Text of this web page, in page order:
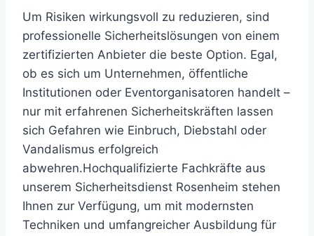
Um Risiken wirkungsvoll zu reduzieren, sind
professionelle Sicherheitslösungen von einem
zertifizierten Anbieter die beste Option. Egal,
ob es sich um Unternehmen, öffentliche
Institutionen oder Eventorganisatoren handelt –
nur mit erfahrenen Sicherheitskräften lassen
sich Gefahren wie Einbruch, Diebstahl oder
Vandalismus erfolgreich
abwehren.Hochqualifizierte Fachkräfte aus
unserem Sicherheitsdienst Rosenheim stehen
Ihnen zur Verfügung, um mit modernsten
Techniken und umfangreicher Ausbildung für